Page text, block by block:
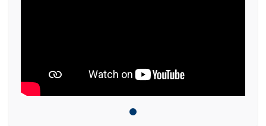
Contáctanos